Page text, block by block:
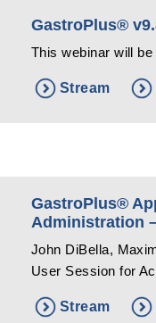
GastroPlus®
This webinar will
Stream
GastroPlus®
Administration
John DiBella,
User Session for
Stream